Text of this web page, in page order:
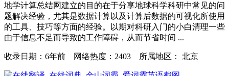
地学计算总结网建立的目的在于分享地球科学科研中常见的问
题解决经验，尤其是数据计算以及计算后数据的可视化所使用
的工具、技巧等方面的经验。以期对科研入门的小白清理一些
由于信息不足而导致的工作障碍，从而节省时间 ...
收录日期： 6年前 网络热度：2403 所属地区： 北京